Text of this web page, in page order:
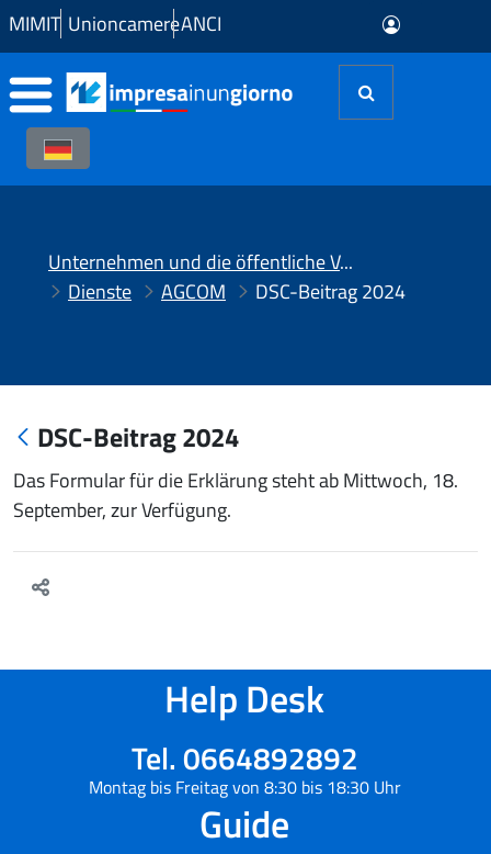
Zum Hauptinhalt springen
MIMIT UnioncamereANCI
Unternehmen und die öffentliche Verwaltung (PA)
Dienste
AGCOM DSC-Beitrag 2024
DSC-Beitrag 2024
Das Formular für die Erklärung steht ab Mittwoch, 18.
September, zur Verfügung.
Help Desk
Tel. 0664892892
Montag bis Freitag von 8:30 bis 18:30 Uhr
Guide